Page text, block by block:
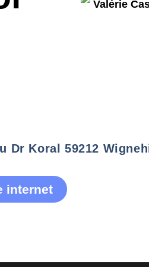
Dr Koral 59212
internet